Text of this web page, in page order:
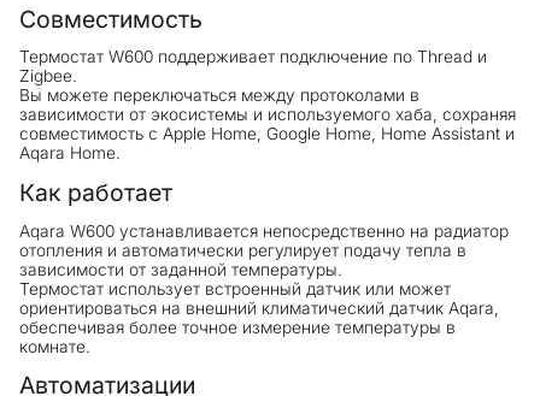
Совместимость
Термостат W600 поддерживает подключение по Thread и
Zigbee.
Вы можете переключаться между протоколами в
зависимости от экосистемы и используемого хаба, сохраняя
совместимость с Apple Home, Google Home, Home Assistant и
Aqara Home.
Как работает
Aqara W600 устанавливается непосредственно на радиатор
отопления и автоматически регулирует подачу тепла в
зависимости от заданной температуры.
Термостат использует встроенный датчик или может
ориентироваться на внешний климатический датчик Aqara,
обеспечивая более точное измерение температуры в
комнате.
Автоматизации